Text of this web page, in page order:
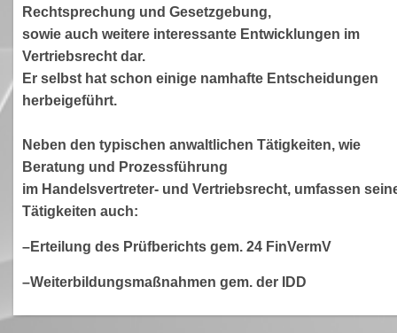
Rechtsprechung und Gesetzgebung,
sowie auch weitere interessante Entwicklungen im
Vertriebsrecht dar.
Er selbst hat schon einige namhafte Entscheidungen
herbeigeführt.
Neben den typischen anwaltlichen Tätigkeiten, wie
Beratung und Prozessführung
im Handelsvertreter- und Vertriebsrecht, umfassen
Tätigkeiten auch:
–Erteilung des Prüfberichts gem. 24 FinVermV
–Weiterbildungsmaßnahmen gem. der IDD